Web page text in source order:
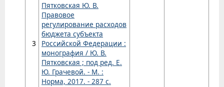
3
Пятковская Ю. В.
Правовое
регулирование расходов
бюджета субъекта
Российской Федерации :
монография / Ю. В.
Пятковская ; под ред. Е.
Ю. Грачевой. - М. :
Норма, 2017. - 287 с.